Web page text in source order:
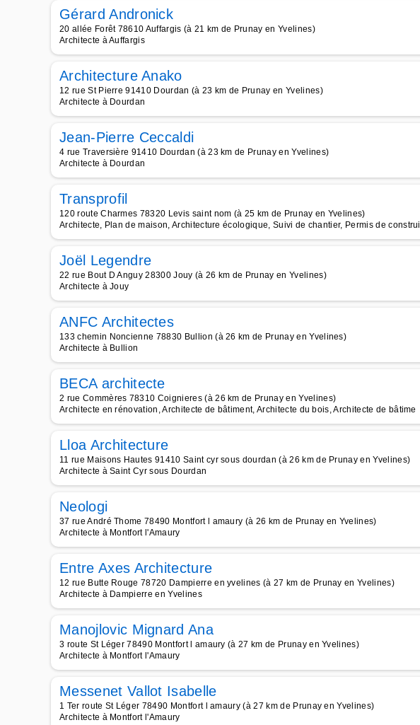
Gérard Andronick
20 allée Forêt 78610 Auffargis (à 21 km de Prunay en Yvelines)
Architecte à Auffargis
Architecture Anako
12 rue St Pierre 91410 Dourdan (à 23 km de Prunay en Yvelines)
Architecte à Dourdan
Jean-Pierre Ceccaldi
4 rue Traversière 91410 Dourdan (à 23 km de Prunay en Yvelines)
Architecte à Dourdan
Transprofil
120 route Charmes 78320 Levis saint nom (à 25 km de Prunay en Yvelines)
Architecte, Plan de maison, Architecture écologique, Suivi de chantier, Permis de construi
Joël Legendre
22 rue Bout D Anguy 28300 Jouy (à 26 km de Prunay en Yvelines)
Architecte à Jouy
ANFC Architectes
133 chemin Noncienne 78830 Bullion (à 26 km de Prunay en Yvelines)
Architecte à Bullion
BECA architecte
2 rue Commères 78310 Coignieres (à 26 km de Prunay en Yvelines)
Architecte en rénovation, Architecte de bâtiment, Architecte du bois, Architecte de bâtime
Lloa Architecture
11 rue Maisons Hautes 91410 Saint cyr sous dourdan (à 26 km de Prunay en Yvelines)
Architecte à Saint Cyr sous Dourdan
Neologi
37 rue André Thome 78490 Montfort l amaury (à 26 km de Prunay en Yvelines)
Architecte à Montfort l'Amaury
Entre Axes Architecture
12 rue Butte Rouge 78720 Dampierre en yvelines (à 27 km de Prunay en Yvelines)
Architecte à Dampierre en Yvelines
Manojlovic Mignard Ana
3 route St Léger 78490 Montfort l amaury (à 27 km de Prunay en Yvelines)
Architecte à Montfort l'Amaury
Messenet Vallot Isabelle
1 Ter route St Léger 78490 Montfort l amaury (à 27 km de Prunay en Yvelines)
Architecte à Montfort l'Amaury